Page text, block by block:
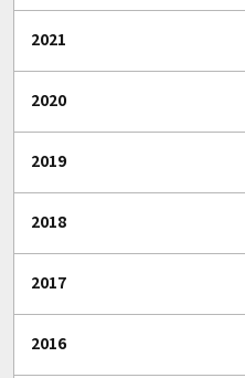
2021
2020
2019
2018
2017
2016